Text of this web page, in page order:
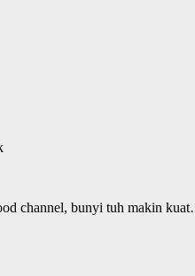
channel, bunyi tuh makin